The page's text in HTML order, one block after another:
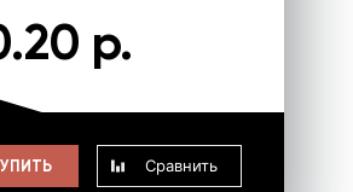
р.
Сравнить